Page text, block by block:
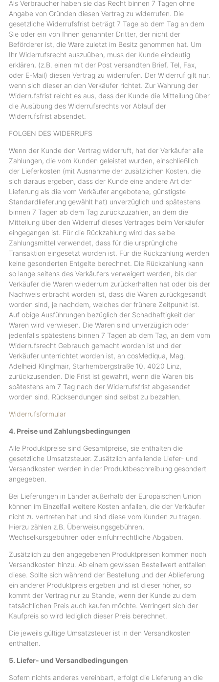
Als Verbraucher haben sie das Recht binnen 7 Tagen ohne
Angabe von Gründen diesen Vertrag zu widerrufen. Die
gesetzliche Widerrufsfrist beträgt 7 Tage ab dem Tag an dem
Sie oder ein von Ihnen genannter Dritter, der nicht der
Beförderer ist, die Ware zuletzt im Besitz genommen hat. Um
Ihr Widerrufsrecht auszuüben, muss der Kunde eindeutig
erklären, (z.B. einen mit der Post versandten Brief, Tel, Fax,
oder E-Mail) diesen Vertrag zu widerrufen. Der Widerruf gilt nur,
wenn sich dieser an den Verkäufer richtet. Zur Wahrung der
Widerrufsfrist reicht es aus, dass der Kunde die Mitteilung über
die Ausübung des Widerrufsrechts vor Ablauf der
Widerrufsfrist absendet.
FOLGEN DES WIDERRUFS
Wenn der Kunde den Vertrag widerruft, hat der Verkäufer alle
Zahlungen, die vom Kunden geleistet wurden, einschließlich
der Lieferkosten (mit Ausnahme der zusätzlichen Kosten, die
sich daraus ergeben, dass der Kunde eine andere Art der
Lieferung als die vom Verkäufer angebotene, günstigste
Standardlieferung gewählt hat) unverzüglich und spätestens
binnen 7 Tagen ab dem Tag zurückzuzahlen, an dem die
Mitteilung über den Widerruf dieses Vertrages beim Verkäufer
eingegangen ist. Für die Rückzahlung wird das selbe
Zahlungsmittel verwendet, dass für die ursprüngliche
Transaktion eingesetzt worden ist. Für die Rückzahlung werden
keine gesonderten Entgelte berechnet. Die Rückzahlung kann
so lange seitens des Verkäufers verweigert werden, bis der
Verkäufer die Waren wiederrum zurückerhalten hat oder bis der
Nachweis erbracht worden ist, dass die Waren zurückgesandt
worden sind, je nachdem, welches der frühere Zeitpunkt ist.
Auf obige Ausführungen bezüglich der Schadhaftigkeit der
Waren wird verwiesen. Die Waren sind unverzüglich oder
jedenfalls spätestens binnen 7 Tagen ab dem Tag, an dem vom
Widerrufsrecht Gebrauch gemacht worden ist und der
Verkäufer unterrichtet worden ist, an cosMediqua, Mag.
Adelheid Klinglmair, Starhembergstraße 10, 4020 Linz,
zurückzusenden. Die Frist ist gewahrt, wenn die Waren bis
spätestens am 7 Tag nach der Widerrufsfrist abgesendet
worden sind. Rücksendungen sind selbst zu bezahlen.
Widerrufsformular
4. Preise und Zahlungsbedingungen
Alle Produktpreise sind Gesamtpreise, sie enthalten die
gesetzliche Umsatzsteuer. Zusätzlich anfallende Liefer- und
Versandkosten werden in der Produktbeschreibung gesondert
angegeben.
Bei Lieferungen in Länder außerhalb der Europäischen Union
können im Einzelfall weitere Kosten anfallen, die der Verkäufer
nicht zu vertreten hat und sind diese vom Kunden zu tragen.
Hierzu zählen z.B. Überweisungsgebühren,
Wechselkursgebühren oder einfuhrrechtliche Abgaben.
Zusätzlich zu den angegebenen Produktpreisen kommen noch
Versandkosten hinzu. Ab einem gewissen Bestellwert entfallen
diese. Sollte sich während der Bestellung und der Ablieferung
ein anderer Produktpreis ergeben und ist dieser höher, so
kommt der Vertrag nur zu Stande, wenn der Kunde zu dem
tatsächlichen Preis auch kaufen möchte. Verringert sich der
Kaufpreis so wird lediglich dieser Preis berechnet.
Die jeweils gültige Umsatzsteuer ist in den Versandkosten
enthalten.
5. Liefer- und Versandbedingungen
Sofern nichts anderes vereinbart, erfolgt die Lieferung an die